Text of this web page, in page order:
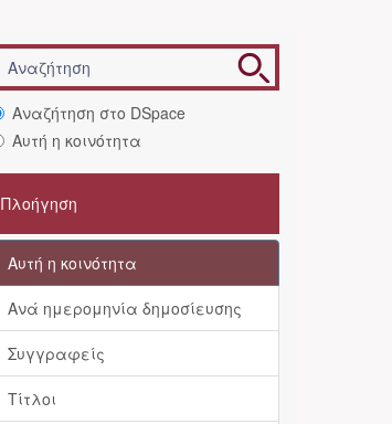
Αναζήτηση στο DSpace
Αυτή η κοινότητα
Πλοήγηση
Αυτή η κοινότητα
Ανά ημερομηνία δημοσίευσης
Συγγραφείς
Τίτλοι